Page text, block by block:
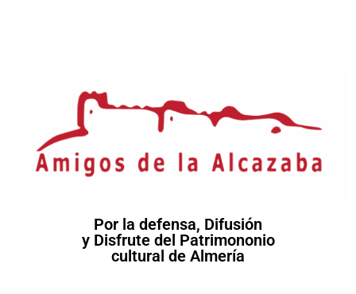
Por la defensa, Difusión
y Disfrute del Patrimononio
cultural de Almería